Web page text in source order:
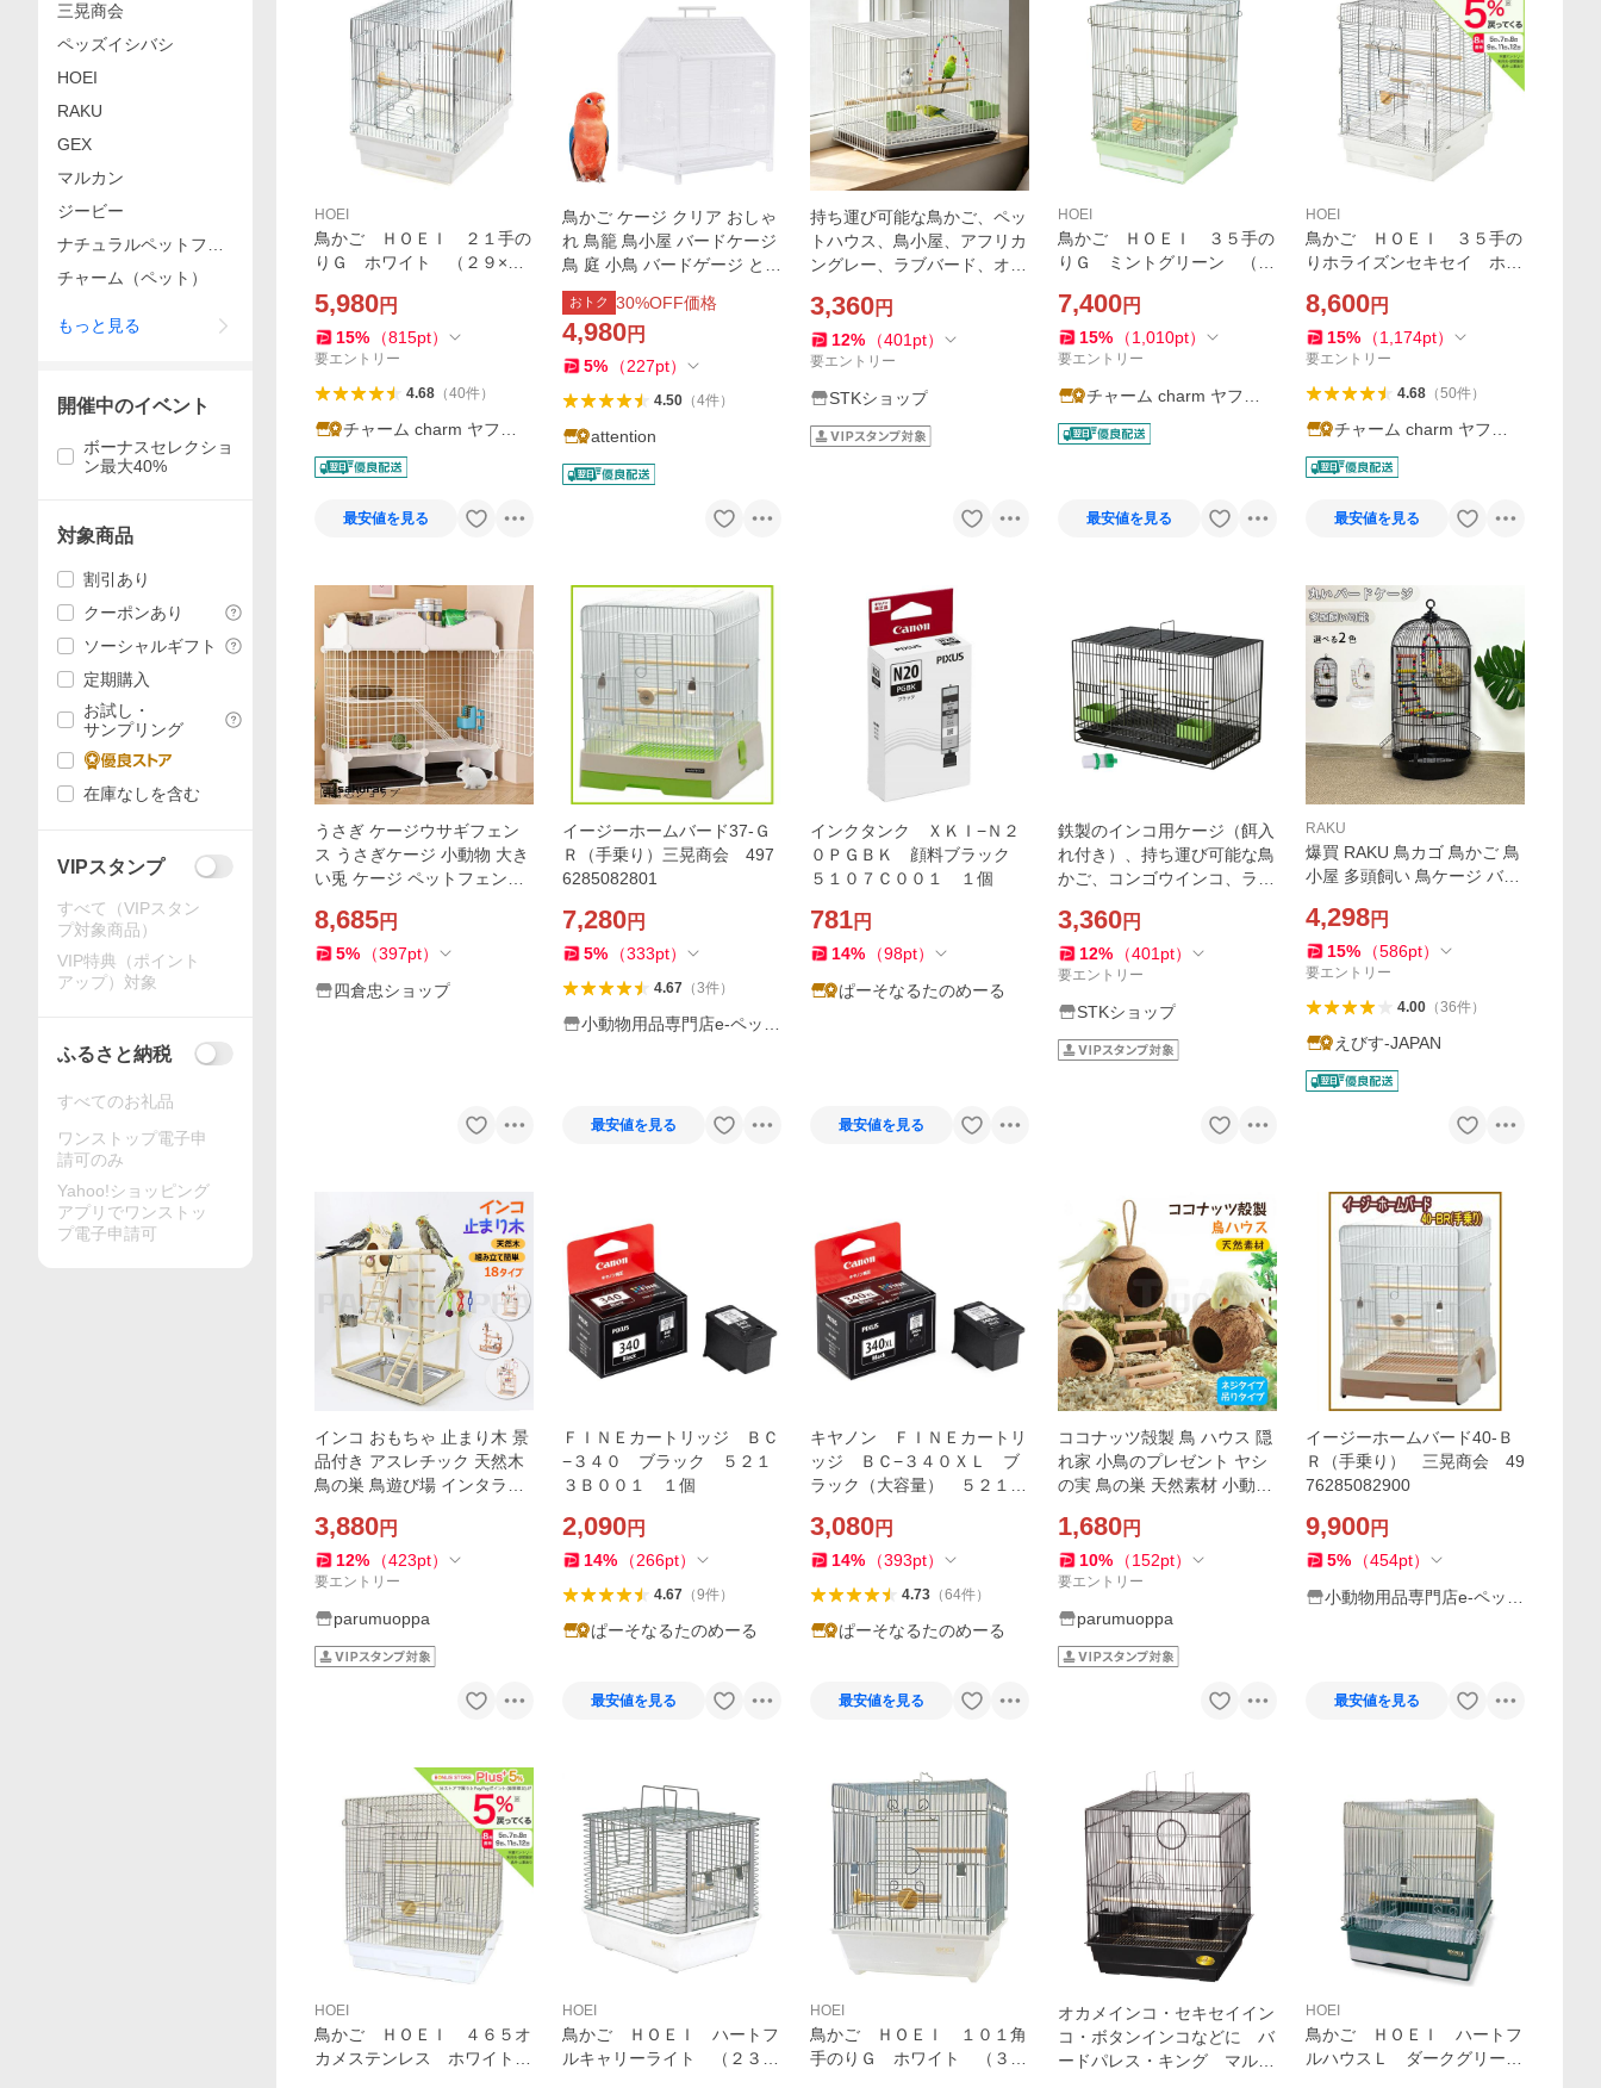
HOEI
鳥かご ＨＯＥＩ ２１手の
りＧ ホワイト （２９×３
イ 小型インコ フィンチ
5,980円
15% （815pt）
要エントリー
4.68（40件）
チャーム charm ヤフー
店
最安値を見る
鳥かご ケージ クリア おしゃ
れ 鳥籠 鳥小屋 バードケージ
鳥 庭 小鳥 バードゲージ とり
かご バードキャリー バード
ハウス 大型 鳥かご インテリ
ア 多頭飼い
おトク 30%OFF価格
4,980円
5% （227pt）
4.50（4件）
attention
持ち運び可能な鳥かご、ペッ
トハウス、鳥小屋、アフリカ
ングレー、ラブバード、オウ
3,360円
12% （401 pt）
要エントリー
STKショップ
HOEI
鳥かご ＨＯＥＩ ３５手の
りＧ ミントグリーン （３
チャームオリジナル
7,400円
15% （1,010pt）
要エントリー
チャーム charm ヤフー
店
最安値を見る
HOEI
鳥かご ＨＯＥＩ ３５手の
りホライズンセキセイ ホワ
４．５ｃｍ） セキセイ 小
型インコ 中型インコ
8,600円
15% （1,174pt）
要エントリー
4.68（50件）
チャーム charm ヤフー
店
最安値を見る
うさぎ ケージウサギフェン
ス うさぎケージ 小動物 大き
い兎 ケージ ペットフェンス
ウサギ ケージ うさぎ ゲージ
肥料の自動掃除
8,685円
5% （397pt）
四倉忠ショップ
イージーホームバード37-Ｇ
Ｒ（手乗り）三晃商会 497
6285082801
7,280円
5% （333pt）
4.67（3件）
小動物用品専門店e-ペット
最安値を見る
インクタンク ＸＫＩ−Ｎ２
０ＰＧＢＫ 顔料ブラック
５１０７Ｃ００１ １個
781円
14% （98pt）
ぱーそなるたのめーる
最安値を見る
鉄製のインコ用ケージ（餌入
れ付き）、持ち運び可能な鳥
かご、コンゴウインコ、ラブ
の鳥かご
3,360円
12% （401 pt）
要エントリー
STKショップ
RAKU
爆買 RAKU 鳥カゴ 鳥かご 鳥
小屋 多頭飼い 鳥ケージ バー
個 ブランコ バードブリッジ
付き 鳥巣 お手入れ簡単 バー
ドケージ
4,298円
15% （586pt）
要エントリー
4.00（36件）
えびす-JAPAN
インコ おもちゃ 止まり木 景
品付き アスレチック 天然木
鳥の巣 鳥遊び場 インタラク
爪とぎ ストレス解消 はしご
秋千 食器 水器
3,880円
12% （423pt）
要エントリー
parumuoppa
ＦＩＮＥカートリッジ ＢＣ
−３４０ ブラック ５２１
３Ｂ００１ １個
2,090円
14% （266pt）
4.67（9件）
ぱーそなるたのめーる
最安値を見る
キヤノン ＦＩＮＥカートリ
ッジ ＢＣ−３４０ＸＬ ブ
ラック（大容量） ５２１１
3,080円
14% （393pt）
4.73（64件）
ぱーそなるたのめーる
最安値を見る
ココナッツ殻製 鳥 ハウス 隠
れ家 小鳥のプレゼント ヤシ
の実 鳥の巣 天然素材 小動物
オカメインコ 小鳥のプレゼ
ント ヤシの実
1,680円
10% （152pt）
要エントリー
parumuoppa
イージーホームバード40-Ｂ
Ｒ（手乗り） 三晃商会 49
76285082900
9,900円
5% （454pt）
小動物用品専門店e-ペット
最安値を見る
HOEI
鳥かご ＨＯＥＩ ４６５オ
カメステンレス ホワイト
HOEI
鳥かご ＨＯＥＩ ハートフ
ルキャリーライト （２３．
HOEI
鳥かご ＨＯＥＩ １０１角
手のりＧ ホワイト （３２
オカメインコ・セキセイイン
コ・ボタンインコなどに バ
ードパレス・キング マルカ
HOEI
鳥かご ＨＯＥＩ ハートフ
ルハウスＬ ダークグリー
三晃商会
ペッズイシバシ
HOEI
RAKU
GEX
マルカン
ジービー
ナチュラルペットフー
ズ
チャーム（ペット）
もっと見る
開催中のイベント
ボーナスセレクショ
ン最大40%
対象商品
割引あり
クーポンあり
ソーシャルギフト
定期購入
お試し・
サンプリング
在庫なしを含む
VIPスタンプ
すべて（VIPスタン
プ対象商品）
VIP特典（ポイント
アップ）対象
ふるさと納税
すべてのお礼品
ワンストップ電子申
請可のみ
Yahoo!ショッピング
アプリでワンストッ
プ電子申請可